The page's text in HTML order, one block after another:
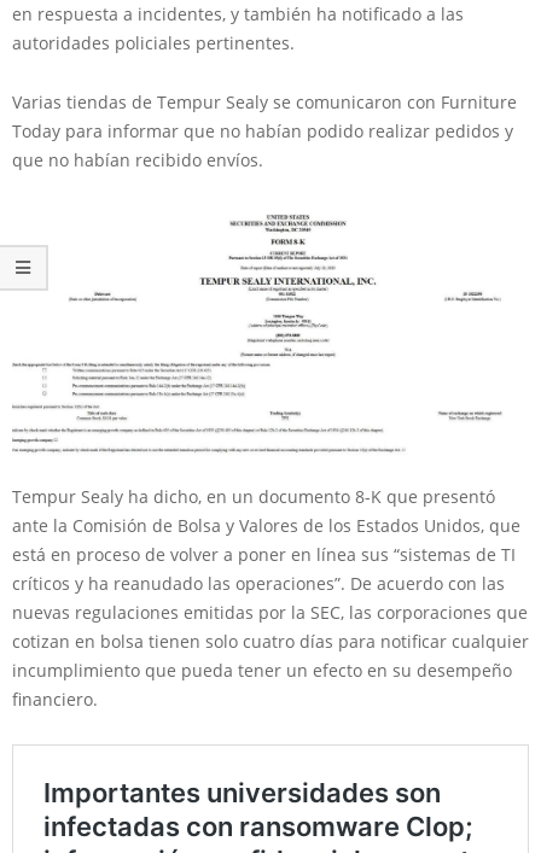
en respuesta a incidentes, y también ha notificado a las
autoridades policiales pertinentes.
Varias tiendas de Tempur Sealy se comunicaron con Furniture
Today para informar que no habían podido realizar pedidos y
que no habían recibido envíos.
Tempur Sealy ha dicho, en un documento 8-K que presentó
ante la Comisión de Bolsa y Valores de los Estados Unidos, que
está en proceso de volver a poner en línea sus “sistemas de TI
críticos y ha reanudado las operaciones”. De acuerdo con las
nuevas regulaciones emitidas por la SEC, las corporaciones que
cotizan en bolsa tienen solo cuatro días para notificar cualquier
incumplimiento que pueda tener un efecto en su desempeño
financiero.